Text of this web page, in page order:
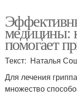
медицины:
помогает
Текст: Наталья
Для лечения
множество